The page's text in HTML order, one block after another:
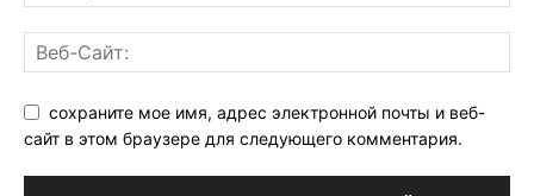
сохраните мое имя, адрес электронной почты и веб-
сайт в этом браузере для следующего комментария.